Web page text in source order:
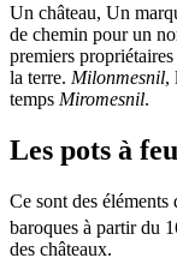
Un château, Un
de chemin pour un
premiers
la terre. Milonmesnil,
temps Miromesnil.
Les pots à feu
Ce sont des
baroques à partir du
des châteaux.